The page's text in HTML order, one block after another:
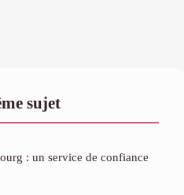
sujet
: un service de confiance